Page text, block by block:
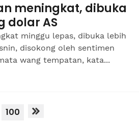
meningkat, dibuka
dolar AS
minggu lepas, dibuka lebih
disokong oleh sentimen
wang tempatan, kata...
100